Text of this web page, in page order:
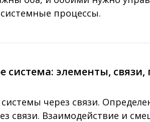
процессы.
система: элементы,
через связи.
связи. Взаимодействие и